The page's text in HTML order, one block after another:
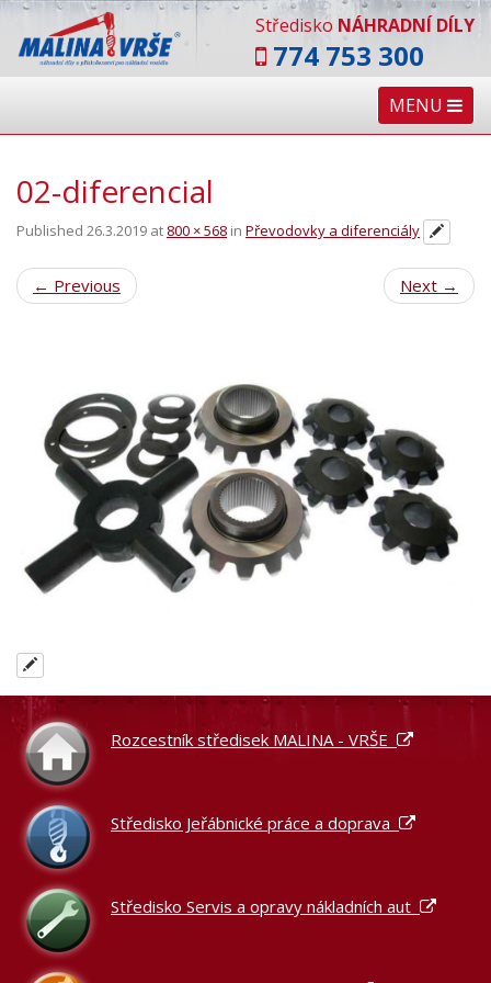
Středisko NÁHRADNÍ DÍLY
774 753 300
MENU
02-diferencial
Published 26.3.2019 at 800 × 568 in Převodovky a diferenciály
← Previous Next →
Rozcestník středisek MALINA - VRŠE
Středisko Jeřábnické práce a doprava
Středisko Servis a opravy nákladních aut